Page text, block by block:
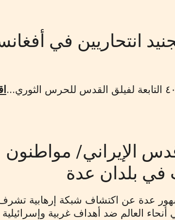
بتجنيد انتحاريين في
الإيراني/ مواطنون
في بلدان عدة
عدة عن اكتشاف شبكة إرهابية تشرف
أنحاء العالم ضد أهداف غربية